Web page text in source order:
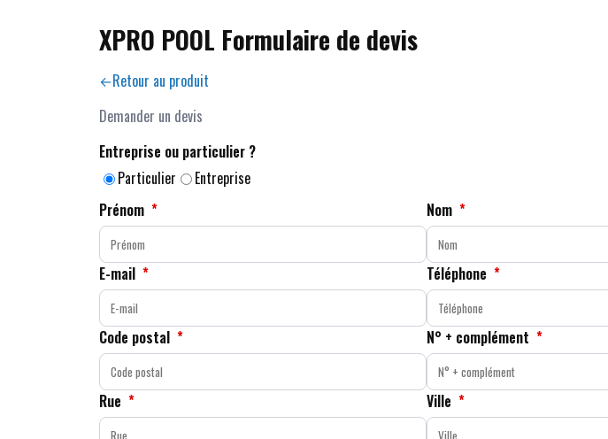
XPRO POOL Formulaire de devis
Retour au produit
Demander un devis
Entreprise ou particulier ?
Particulier
Entreprise
Prénom * Nom *
E-mail * Téléphone *
Code postal * N° + complément *
Rue * Ville *